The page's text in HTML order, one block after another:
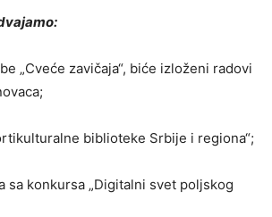
„Cveće zavičaja“, biće izloženi radovi
biblioteke Srbije i regiona“;
sa konkursa „Digitalni svet poljskog